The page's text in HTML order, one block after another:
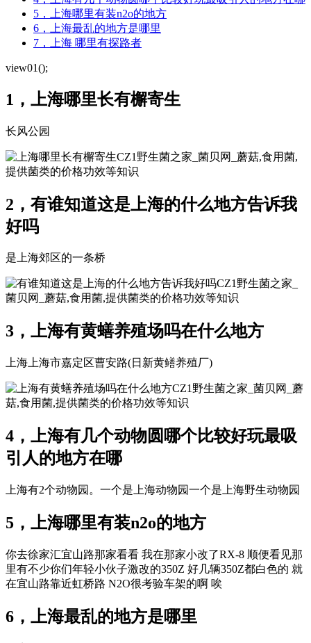
5，上海哪里有装n2o的地方
6，上海最乱的地方是哪里
7，上海 哪里有探路者
view01();
1，上海哪里长有檞寄生
长风公园
CZ1野生菌之家_菌贝网_蘑菇,食用菌,
提供菌类的价格功效等知识
2，有谁知道这是上海的什么地方告诉我
好吗
是上海郊区的一条桥
CZ1野生菌之家_
菌贝网_蘑菇,食用菌,提供菌类的价格功效等知识
3，上海有黄蟮养殖场吗在什么地方
上海上海市嘉定区曹安路(日新黄鳝养殖厂)
CZ1野生菌之家_菌贝网_蘑
菇,食用菌,提供菌类的价格功效等知识
4，上海有几个动物圆哪个比较好玩最吸
引人的地方在哪
上海有2个动物园。一个是上海动物园一个是上海野生动物园
5，上海哪里有装n2o的地方
你去徐家汇宜山路那家看看 我在那家小改了RX-8 顺便看见那
里有不少你们年轻小伙子激改的350Z 好几辆350Z都白色的 就
在宜山路靠近虹桥路 N2O很考验车架的啊 唉
6，上海最乱的地方是哪里